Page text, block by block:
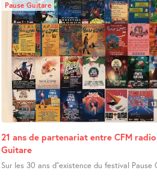
Pause Guitare
21 ans de partenariat entre CFM
Guitare
Sur les 30 ans d’’existence du festival Pause